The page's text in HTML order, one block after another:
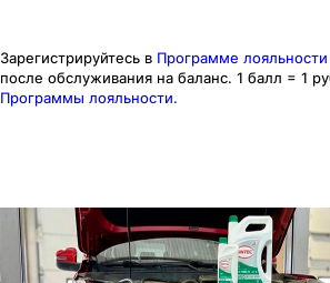
Зарегистрируйтесь в Программе лояльности
после обслуживания на баланс. 1 балл = 1
Программы лояльности.